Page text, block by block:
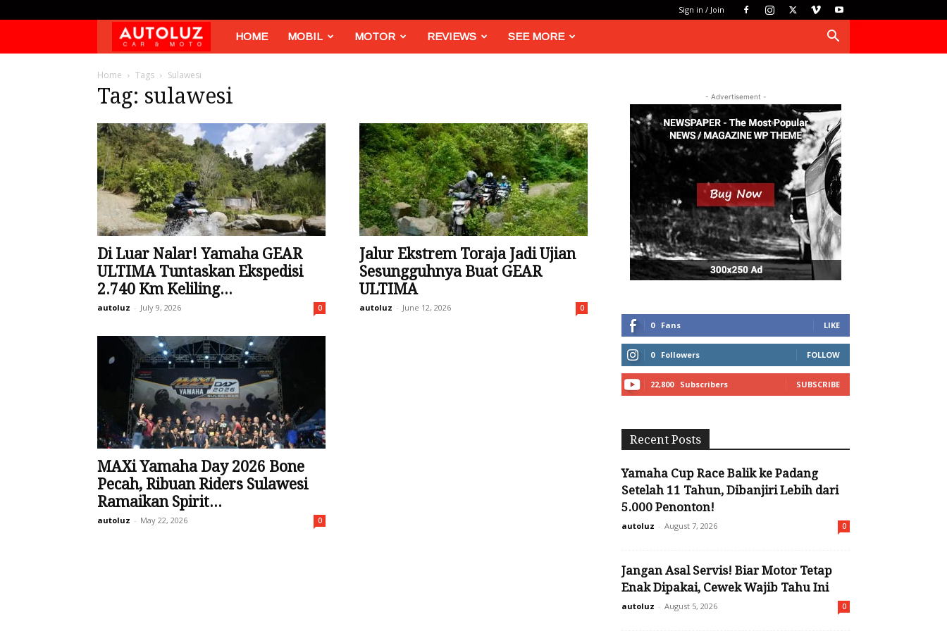
Sign in / Join
Autoluz
HOME MOBIL MOTOR REVIEWS SEE MORE
Home Tags Sulawesi
Tag: sulawesi
Di Luar Nalar! Yamaha GEAR
ULTIMA Tuntaskan Ekspedisi
2.740 Km Keliling...
autoluz - July 9, 2026 0
Jalur Ekstrem Toraja Jadi Ujian
Sesungguhnya Buat GEAR
ULTIMA
autoluz - June 12, 2026 0
MAXi Yamaha Day 2026 Bone
Pecah, Ribuan Riders Sulawesi
Ramaikan Spirit...
autoluz - May 22, 2026 0
- Advertisement -
0 Fans LIKE
0 Followers FOLLOW
22,800 Subscribers SUBSCRIBE
Recent Posts
Yamaha Cup Race Balik ke Padang
Setelah 11 Tahun, Dibanjiri Lebih dari
5.000 Penonton!
autoluz - August 7, 2026 0
Jangan Asal Servis! Biar Motor Tetap
Enak Dipakai, Cewek Wajib Tahu Ini
autoluz - August 5, 2026 0